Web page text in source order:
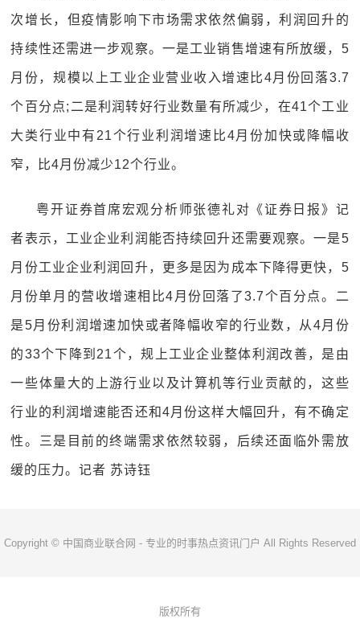
次增长，但疫情影响下市场需求依然偏弱，利润回升的
持续性还需进一步观察。一是工业销售增速有所放缓，5
月份，规模以上工业企业营业收入增速比4月份回落3.7
个百分点;二是利润转好行业数量有所减少，在41个工业
大类行业中有21个行业利润增速比4月份加快或降幅收
窄，比4月份减少12个行业。
粤开证券首席宏观分析师张德礼对《证券日报》记
者表示，工业企业利润能否持续回升还需要观察。一是5
月份工业企业利润回升，更多是因为成本下降得更快，5
月份单月的营收增速相比4月份回落了3.7个百分点。二
是5月份利润增速加快或者降幅收窄的行业数，从4月份
的33个下降到21个，规上工业企业整体利润改善，是由
一些体量大的上游行业以及计算机等行业贡献的，这些
行业的利润增速能否还和4月份这样大幅回升，有不确定
性。三是目前的终端需求依然较弱，后续还面临外需放
缓的压力。记者 苏诗钰
Copyright © 中国商业联合网 - 专业的时事热点资讯门户 All Rights Reserved
版权所有